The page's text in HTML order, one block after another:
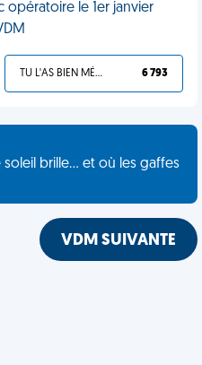
le 1er janvier
TU L'AS BIEN MÉRITÉ 6 793
brille... et où les gaffes
VDM SUIVANTE